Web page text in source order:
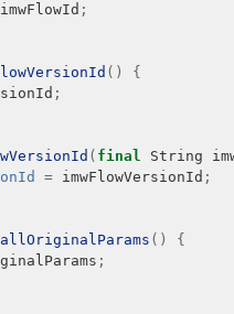
imwFlowId ;
()
{
;
( final String
= imwFlowVersionId ;
()
{
;